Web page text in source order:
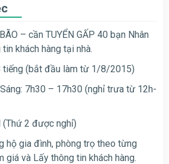
– cần TUYỂN GẤP 40 bạn Nhân
khách hàng tại nhà.
(bắt đầu làm từ 1/8/2015)
7h30 – 17h30 (nghỉ trưa từ 12h-
(Thứ 2 được nghỉ)
hộ gia đình, phòng trọ theo từng
giá và Lấy thông tin khách hàng.